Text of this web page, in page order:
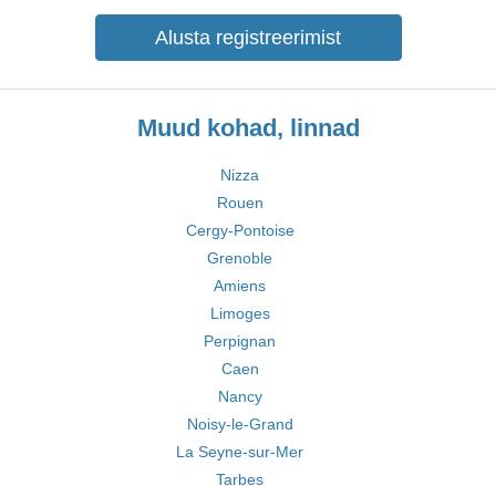
Alusta registreerimist
Muud kohad, linnad
Nizza
Rouen
Cergy-Pontoise
Grenoble
Amiens
Limoges
Perpignan
Caen
Nancy
Noisy-le-Grand
La Seyne-sur-Mer
Tarbes